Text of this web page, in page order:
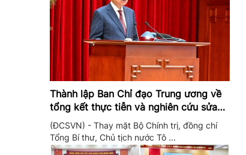
Thành lập Ban Chỉ đạo Trung ương về
tổng kết thực tiễn và nghiên cứu sửa
đổi, bổ sung Điều lệ Đảng
(ĐCSVN) - Thay mặt Bộ Chính trị, đồng chí
Tổng Bí thư, Chủ tịch nước Tô ...